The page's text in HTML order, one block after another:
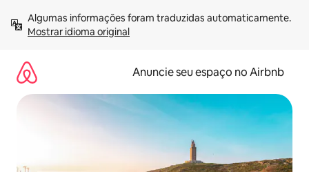
para
Mostrar idioma original
Anuncie seu espaço no Airbnb